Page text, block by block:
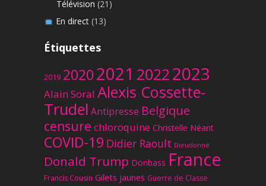
Télévision (21)
En direct(13)
Étiquettes
2019 20202021 20222023
Alain Soral Alexis Cossette-
Trudel Antipresse Belgique
censure chloroquine Christelle Néant
COVID-19 Didier Raoult Dieudonné
Donald Trump Donbass France
Francis Cousin Gilets jaunes Guerre de Classe